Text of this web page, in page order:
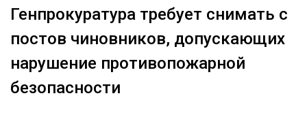
РЕКЛАМОДАТЕЛЯМ
ЛЕСНОЕ ХОЗЯЙСТВО
ЭКСПЕРТНОЕ МНЕНИЕ
Генпрокуратура требует снимать с
постов чиновников, допускающих
нарушение противопожарной
безопасности